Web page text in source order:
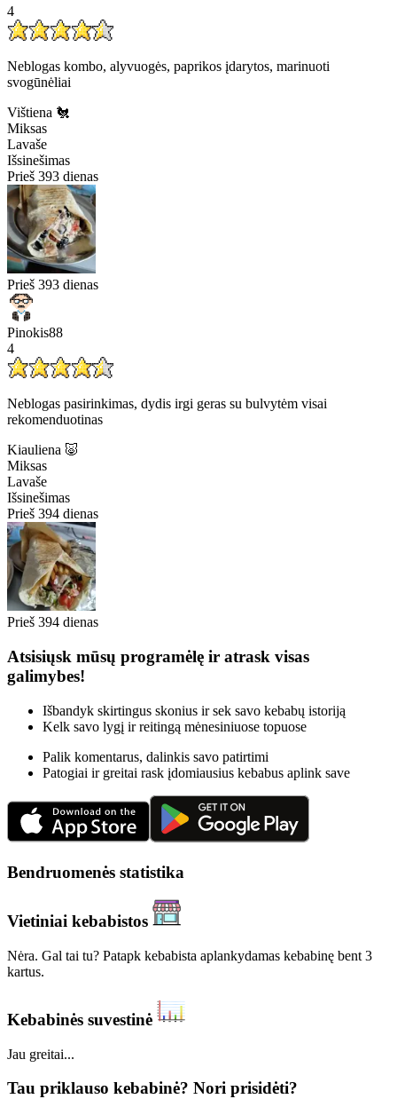
4
Neblogas kombo, alyvuogės, paprikos įdarytos, marinuoti
svogūnėliai
Vištiena 🐔
Miksas
Lavaše
Išsinešimas
Prieš 393 dienas
Prieš 393 dienas
Pinokis88
4
Neblogas pasirinkimas, dydis irgi geras su bulvytėm visai
rekomenduotinas
Kiauliena 🐷
Miksas
Lavaše
Išsinešimas
Prieš 394 dienas
Prieš 394 dienas
Atsisiųsk mūsų programėlę ir atrask visas
galimybes!
Išbandyk skirtingus skonius ir sek savo kebabų istoriją
Kelk savo lygį ir reitingą mėnesiniuose topuose
Palik komentarus, dalinkis savo patirtimi
Patogiai ir greitai rask įdomiausius kebabus aplink save
Bendruomenės statistika
Vietiniai kebabistos
Nėra. Gal tai tu? Patapk kebabista aplankydamas kebabinę bent 3
kartus.
Kebabinės suvestinė
Jau greitai...
Tau priklauso kebabinė? Nori prisidėti?